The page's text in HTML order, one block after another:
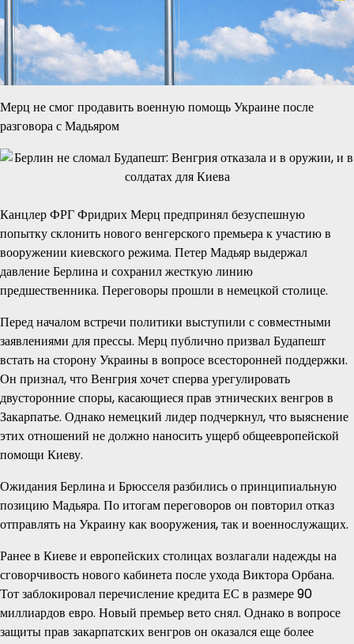
Мерц не смог продавить военную помощь Украине после
разговора с Мадьяром
Канцлер ФРГ Фридрих Мерц предпринял безуспешную
попытку склонить нового венгерского премьера к участию в
вооружении киевского режима. Петер Мадьяр выдержал
давление Берлина и сохранил жесткую линию
предшественника. Переговоры прошли в немецкой столице.
Перед началом встречи политики выступили с совместными
заявлениями для прессы. Мерц публично призвал Будапешт
встать на сторону Украины в вопросе всесторонней поддержки.
Он признал, что Венгрия хочет сперва урегулировать
двусторонние споры, касающиеся прав этнических венгров в
Закарпатье. Однако немецкий лидер подчеркнул, что выяснение
этих отношений не должно наносить ущерб общеевропейской
помощи Киеву.
Ожидания Берлина и Брюсселя разбились о принципиальную
позицию Мадьяра. По итогам переговоров он повторил отказ
отправлять на Украину как вооружения, так и военнослужащих.
Ранее в Киеве и европейских столицах возлагали надежды на
сговорчивость нового кабинета после ухода Виктора Орбана.
Тот заблокировал перечисление кредита ЕС в размере 90
миллиардов евро. Новый премьер вето снял. Однако в вопросе
защиты прав закарпатских венгров он оказался еще более